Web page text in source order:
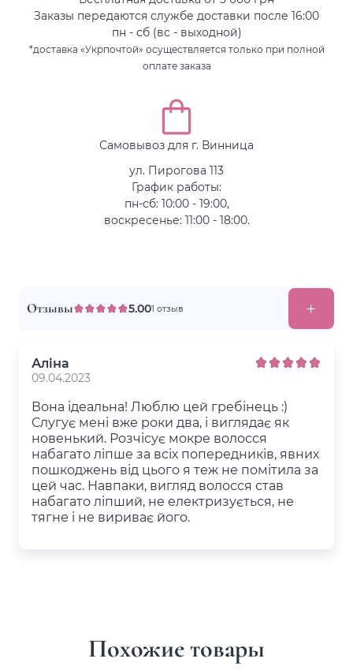
Заказы передаются службе доставки после 16:00
пн - сб (вс - выходной)
*доставка «Укрпочтой» осуществляется только при полной
оплате заказа
Самовывоз для г. Винница
ул. Пирогова 113
График работы:
пн-сб: 10:00 - 19:00,
воскресенье: 11:00 - 18:00.
Отзывы 5.001 отзыв
Аліна
09.04.2023
Вона ідеальна! Люблю цей гребінець :)
Слугує мені вже роки два, і виглядає як
новенький. Розчісує мокре волосся
набагато ліпше за всіх попередників, явних
пошкоджень від цього я теж не помітила за
цей час. Навпаки, вигляд волосся став
набагато ліпший, не електризується, не
тягне і не вириває його.
Похожие товары